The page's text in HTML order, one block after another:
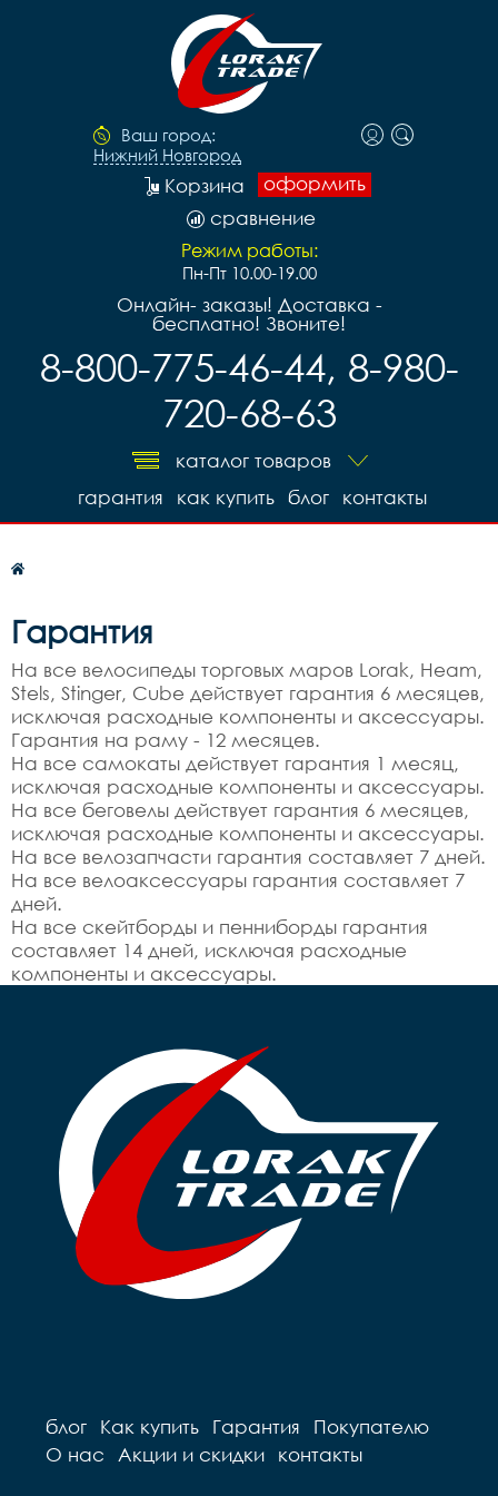
Ваш город:
Нижний Новгород
оформить
Корзина
сравнение
Режим работы:
Пн-Пт 10.00-19.00
Онлайн- заказы! Доставка -
бесплатно! Звоните!
8-800-775-46-44, 8-980-
720-68-63
каталог товаров
контакты
блог
как купить
гарантия
Гарантия
На все велосипеды торговых маров Lorak, Heam,
Stels, Stinger, Cube действует гарантия 6 месяцев,
исключая расходные компоненты и аксессуары.
Гарантия на раму - 12 месяцев.
На все самокаты действует гарантия 1 месяц,
исключая расходные компоненты и аксессуары.
На все беговелы действует гарантия 6 месяцев,
исключая расходные компоненты и аксессуары.
На все велозапчасти гарантия составляет 7 дней.
На все велоаксессуары гарантия составляет 7
дней.
На все скейтборды и пенниборды гарантия
составляет 14 дней, исключая расходные
компоненты и аксессуары.
блог Как купить Гарантия
Покупателю
О нас
Акции и скидки контакты